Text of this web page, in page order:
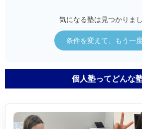
気になる塾は見つかりま
条件を変えて、もう一
個人塾ってどんな